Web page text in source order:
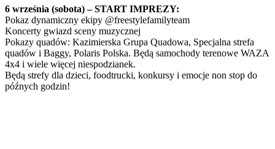
6 września (sobota) – START IMPREZY:
Pokaz dynamiczny ekipy @freestylefamilyteam
Koncerty gwiazd sceny muzycznej
Pokazy quadów: Kazimierska Grupa Quadowa, Specjalna strefa
quadów i Baggy, Polaris Polska. Będą samochody terenowe WAZA
4x4 i wiele więcej niespodzianek.
Będą strefy dla dzieci, foodtrucki, konkursy i emocje non stop do
późnych godzin!